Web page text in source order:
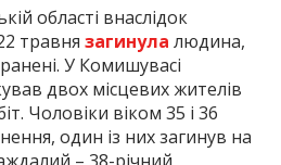
області внаслідок
травня загинула людина,
У Комишувасі
двох місцевих жителів
Чоловіки віком 35 і 36
один із них загинув на